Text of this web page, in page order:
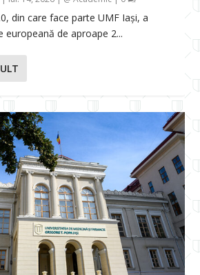
din care face parte UMF Iași, a
de aproape 2...